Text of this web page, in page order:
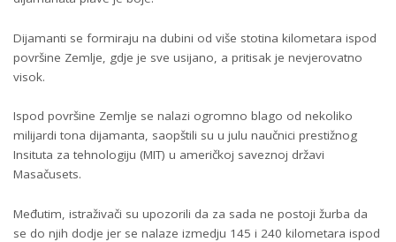
Dijamanti se formiraju na dubini od više stotina kilometara ispod
površine Zemlje, gdje je sve usijano, a pritisak je nevjerovatno
visok.
Ispod površine Zemlje se nalazi ogromno blago od nekoliko
milijardi tona dijamanta, saopštili su u julu naučnici prestižnog
Insituta za tehnologiju (MIT) u američkoj saveznoj državi
Masačusets.
Međutim, istraživači su upozorili da za sada ne postoji žurba da
se do njih dodje jer se nalaze izmedju 145 i 240 kilometara ispod